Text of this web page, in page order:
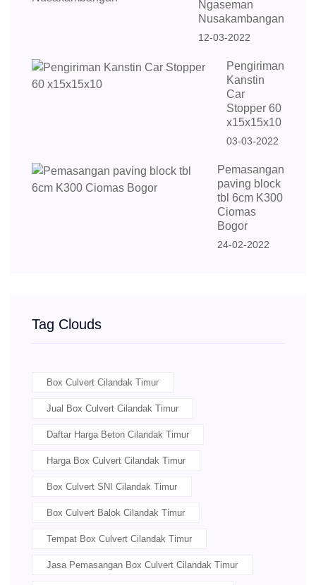
Ngaseman
Nusakambangan
12-03-2022
Pengiriman
Kanstin
Car
Stopper 60
x15x15x10
03-03-2022
Pemasangan
paving block
tbl 6cm K300
Ciomas
Bogor
24-02-2022
Tag Clouds
Box Culvert Cilandak Timur
Jual Box Culvert Cilandak Timur
Daftar Harga Beton Cilandak Timur
Harga Box Culvert Cilandak Timur
Box Culvert SNI Cilandak Timur
Box Culvert Balok Cilandak Timur
Tempat Box Culvert Cilandak Timur
Jasa Pemasangan Box Culvert Cilandak Timur